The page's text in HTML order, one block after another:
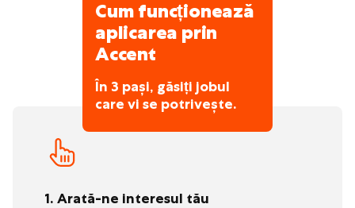
Cum funcționează
aplicarea prin
Accent
În 3 pași, găsiți jobul
care vi se potrivește.
1. Arată-ne interesul tău